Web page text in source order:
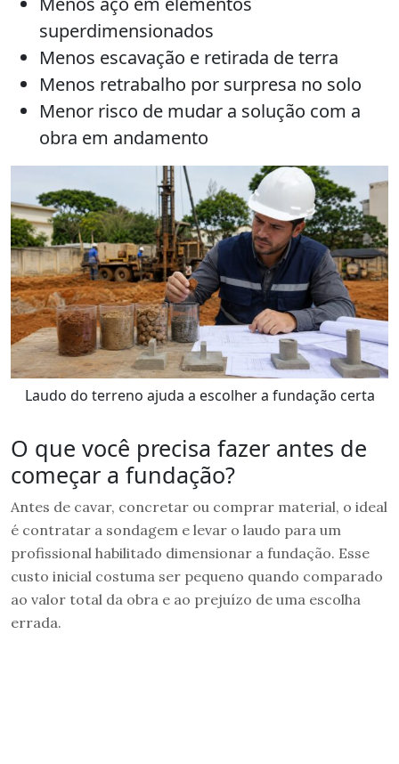
superdimensionados
Menos escavação e retirada de terra
Menos retrabalho por surpresa no solo
Menor risco de mudar a solução com a
obra em andamento
Laudo do terreno ajuda a escolher a fundação certa
O que você precisa fazer antes de
começar a fundação?
Antes de cavar, concretar ou comprar material, o ideal
é contratar a sondagem e levar o laudo para um
profissional habilitado dimensionar a fundação. Esse
custo inicial costuma ser pequeno quando comparado
ao valor total da obra e ao prejuízo de uma escolha
errada.